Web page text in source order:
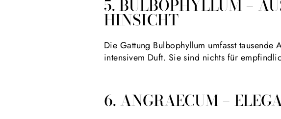
5. BULBOPHYLLUM –
INSICHT
Die Gattung Bulbophyllum umfasst
intensivem Duft. Sie sind nichts für
6. ANGRAECUM –